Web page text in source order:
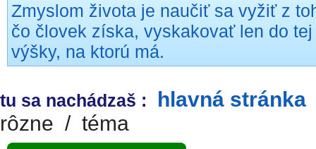
Zmyslom života je naučiť sa vyžiť z
čo človek získa, vyskakovať len do tej
výšky, na ktorú má.
tu sa nachádzaš : hlavná stránka
rôzne / téma